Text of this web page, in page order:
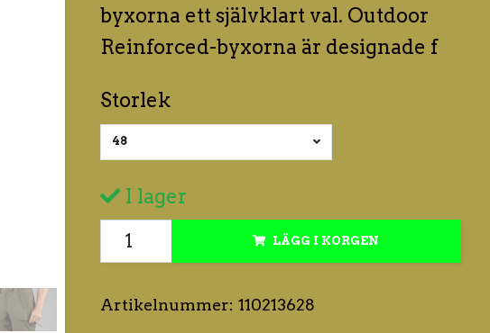
byxorna ett självklart val. Outdoor
Reinforced-byxorna är designade f
Storlek
48
I lager
LÄGG I KORGEN
Artikelnummer: 110213628